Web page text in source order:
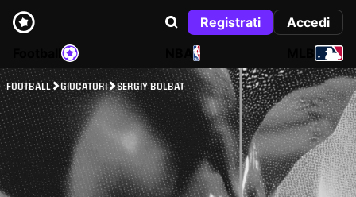
Registrati
Accedi
NBA
FOOTBALL GIOCATORI SERGIY BOLBAT